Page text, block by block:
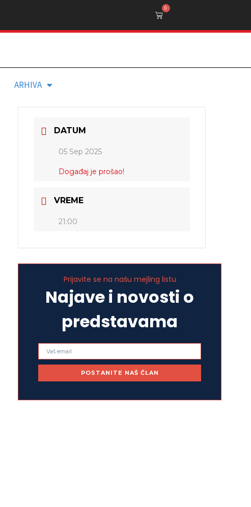
0
ARHIVA
DATUM
05 Sep 2025
Događaj je prošao!
VREME
21:00
Prijavite se na našu mejling listu
Najave i novosti o
predstavama